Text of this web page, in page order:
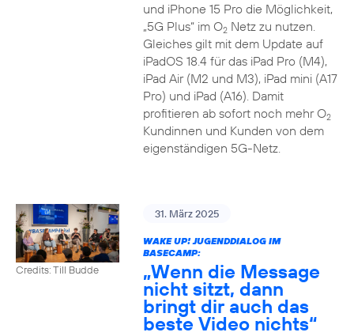
und iPhone 15 Pro die Möglichkeit,
„5G Plus“ im O2Netz zu nutzen.
Gleiches gilt mit dem Update auf
iPadOS 18.4 für das iPad Pro (M4),
iPad Air (M2 und M3), iPad mini (A17
Pro) und iPad (A16). Damit
profitieren ab sofort noch mehr O2
Kundinnen und Kunden von dem
eigenständigen 5G-Netz.
Credits: Till Budde
31. März 2025
WAKE UP! JUGENDDIALOG IM
BASECAMP:
„Wenn die Message
nicht sitzt, dann
bringt dir auch das
beste Video nichts“